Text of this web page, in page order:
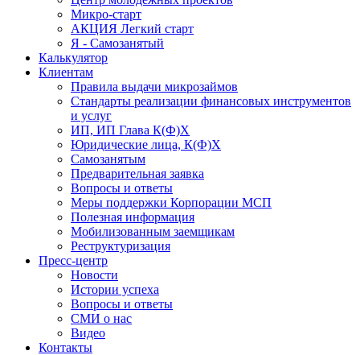
Микро-старт
АКЦИЯ Легкий старт
Я - Самозанятый
Калькулятор
Клиентам
Правила выдачи микрозаймов
Стандарты реализации финансовых инструментов
и услуг
ИП, ИП Глава К(Ф)Х
Юридические лица, К(Ф)Х
Самозанятым
Предварительная заявка
Вопросы и ответы
Меры поддержки Корпорации МСП
Полезная информация
Мобилизованным заемщикам
Реструктуризация
Пресс-центр
Новости
Истории успеха
Вопросы и ответы
СМИ о нас
Видео
Контакты